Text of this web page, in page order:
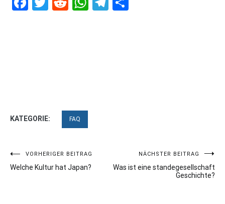
KATEGORIE: FAQ
Beitragsnavigation
VORHERIGER BEITRAG
Welche Kultur hat Japan?
NÄCHSTER BEITRAG
Was ist eine standegesellschaft
Geschichte?